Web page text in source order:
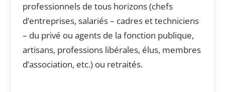
professionnels de tous horizons (chefs
d’entreprises, salariés – cadres et techniciens
– du privé ou agents de la fonction publique,
artisans, professions libérales, élus, membres
d’association, etc.) ou retraités.